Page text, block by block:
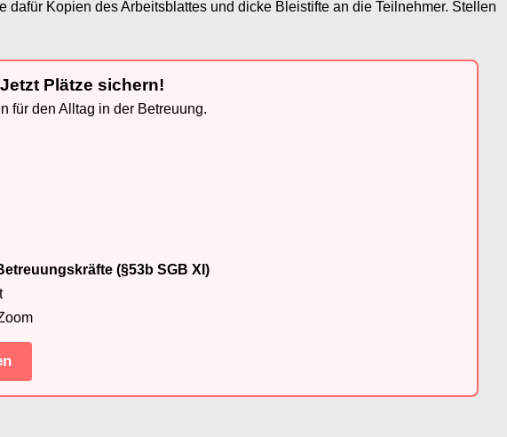
Kopien des Arbeitsblattes und dicke Bleistifte an die Teilnehmer. Stellen
Plätze sichern!
für den Alltag in der Betreuung.
(§53b SGB XI)